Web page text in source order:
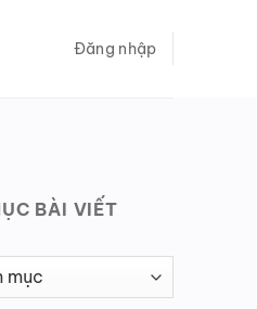
Đăng nhập
BÀI VIẾT